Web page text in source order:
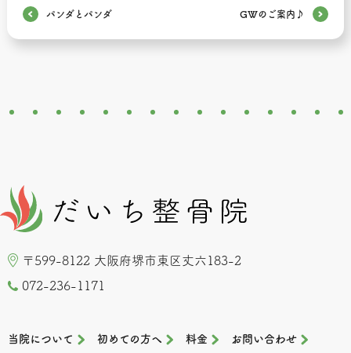
パンダとパンダ GWのご案内♪
〒599-8122 大阪府堺市東区丈六183-2
072-236-1171
当院について 初めての方へ 料金 お問い合わせ